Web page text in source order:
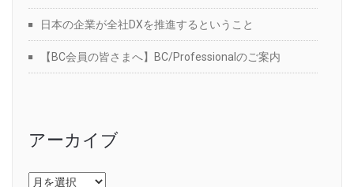
日本の企業が全社DXを推進するということ
【BC会員の皆さまへ】BC/Professionalのご案内
アーカイブ
ア